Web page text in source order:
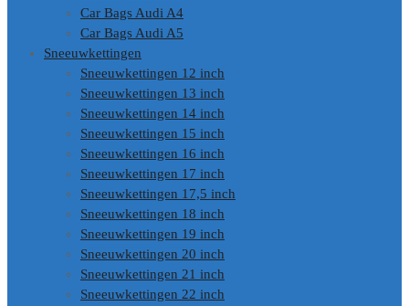
Car Bags Audi A4
Car Bags Audi A5
Sneeuwkettingen
Sneeuwkettingen 12 inch
Sneeuwkettingen 13 inch
Sneeuwkettingen 14 inch
Sneeuwkettingen 15 inch
Sneeuwkettingen 16 inch
Sneeuwkettingen 17 inch
Sneeuwkettingen 17,5 inch
Sneeuwkettingen 18 inch
Sneeuwkettingen 19 inch
Sneeuwkettingen 20 inch
Sneeuwkettingen 21 inch
Sneeuwkettingen 22 inch